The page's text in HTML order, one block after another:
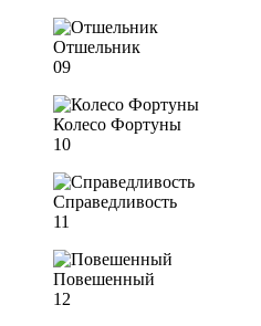
Отшельник
09
Колесо Фортуны
10
Справедливость
11
Повешенный
12